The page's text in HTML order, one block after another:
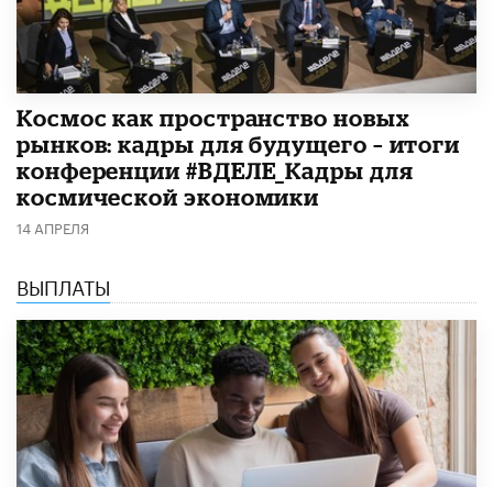
Космос как пространство новых
рынков: кадры для будущего – итоги
конференции #ВДЕЛЕ_Кадры для
космической экономики
14 АПРЕЛЯ
ВЫПЛАТЫ